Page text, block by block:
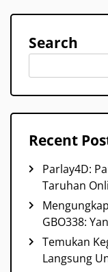
Search
Recent
Parlay4D:
Taruhan
GBO338:
Temukan
Langsung